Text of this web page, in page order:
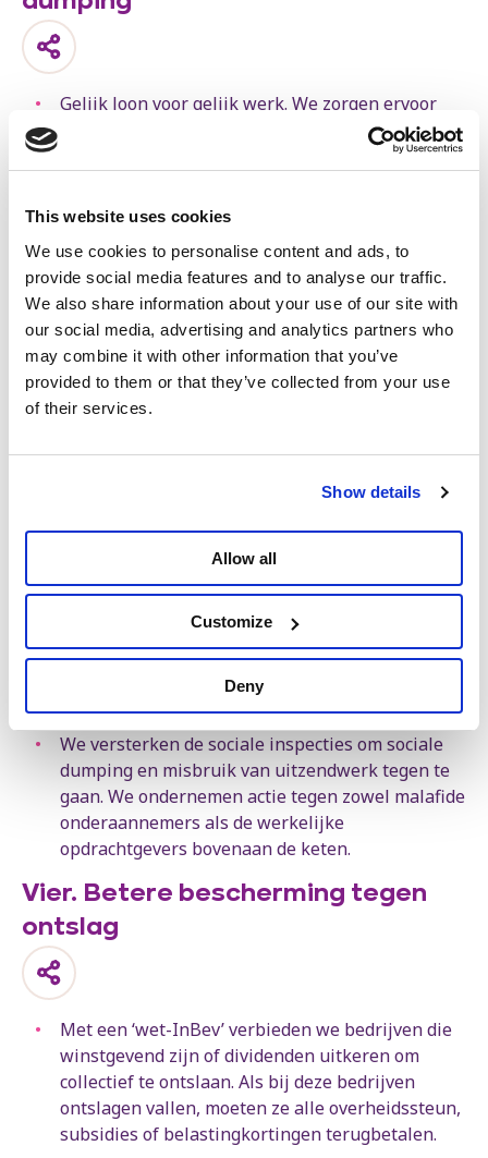
This website uses cookies
We use cookies to personalise content and ads, to
provide social media features and to analyse our traffic.
We also share information about your use of our site with
our social media, advertising and analytics partners who
may combine it with other information that you’ve
provided to them or that they’ve collected from your use
of their services.
Show details
Allow all
Customize
Deny
Gelijk loon voor gelijk werk. We zorgen ervoor
dat mensen die in België werken, betaald worden
We jagen mensensmokkelaars weg van onze
werven.
We staan niet toe dat er gemorreld wordt aan de
wet-Major. We behouden het statuut van de
dokwerkers.
We bestrijden sociale dumping in de
transportsector. We leggen betere rij- en
transportbedrijven die de wet aan hun laars
onderaannemingen. We versterken de wetgeving
over de aansprakelijkheid van hoofdaannemers.
De overheid moet het goede voorbeeld geven: op
openbare werven accepteren we alleen
volwaardige jobs, geen mix van structuren en
onderaannemingen die sociale rechten en
veiligheid met de voeten treedt.
We versterken de sociale inspecties om sociale
dumping en misbruik van uitzendwerk tegen te
gaan. We ondernemen actie tegen zowel malafide
onderaannemers als de werkelijke
opdrachtgevers bovenaan de keten.
Vier. Betere bescherming tegen
ontslag
Met een ‘wet-InBev’ verbieden we bedrijven die
winstgevend zijn of dividenden uitkeren om
collectief te ontslaan. Als bij deze bedrijven
ontslagen vallen, moeten ze alle overheidssteun,
subsidies of belastingkortingen terugbetalen.